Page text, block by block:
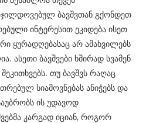
ბავშვთან გქონდეთ
ინტერესით ეკიდება ისეთ
ყურადღებასაც არ ამახვილებს
ასეთი ბავშვები ხშირად სვამენ
თუ ბავშვს რაღაც
სიამოვნებას ანიჭებს და
ის უდავოდ
კარგად იციან, როგორ